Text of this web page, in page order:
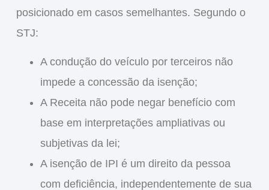
posicionado em casos semelhantes. Segundo o
STJ:
A condução do veículo por terceiros não
impedea concessão da isenção;
A Receita não pode negar benefício com
base em interpretações ampliativas ou
subjetivas da lei;
A isenção de IPI é um direito da pessoa
com deficiência, independentemente de sua